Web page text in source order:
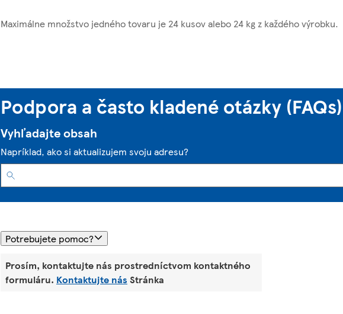
Maximálne množstvo jedného tovaru je 24 kusov alebo 24 kg z každého výrobku.
Podpora a často kladené otázky (FAQs)
Vyhľadajte obsah
Napríklad, ako si aktualizujem svoju adresu?
Potrebujete pomoc?
Prosím, kontaktujte nás prostredníctvom kontaktného
formuláru. Kontaktujte nás Stránka